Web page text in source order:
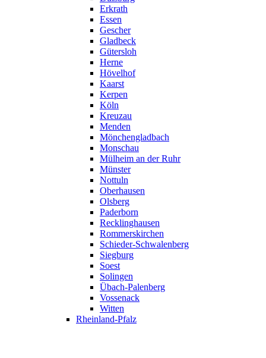
Erkrath
Essen
Gescher
Gladbeck
Gütersloh
Herne
Hövelhof
Kaarst
Kerpen
Köln
Kreuzau
Menden
Mönchengladbach
Monschau
Mülheim an der Ruhr
Münster
Nottuln
Oberhausen
Olsberg
Paderborn
Recklinghausen
Rommerskirchen
Schieder-Schwalenberg
Siegburg
Soest
Solingen
Übach-Palenberg
Vossenack
Witten
Rheinland-Pfalz